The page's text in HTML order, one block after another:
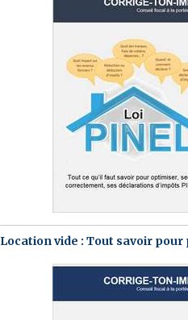
Location vide : Tout savoir pour